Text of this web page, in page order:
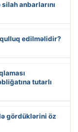
anbarlarını
edilməlidir?
tutarlı
gördüklərini öz